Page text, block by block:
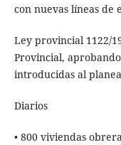
con nuevas líneas de
Ley provincial 1122/
Provincial,
introducidas al
Diarios
• 800 viviendas